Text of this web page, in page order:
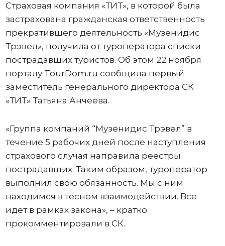
Страховая компания «ТИТ», в которой была
застрахована гражданская ответственность
прекратившего деятельность «Музенидис
Трэвел», получила от туроператора списки
пострадавших туристов. Об этом 22 ноября
порталу TourDom.ru сообщила первый
заместитель генерального директора СК
«ТИТ» Татьяна Анчеева.
«Группа компаний “Музенидис Трэвел” в
течение 5 рабочих дней после наступления
страхового случая направила реестры
пострадавших. Таким образом, туроператор
выполнил свою обязанность. Мы с ним
находимся в тесном взаимодействии. Все
идет в рамках закона», – кратко
прокомментировали в СК.